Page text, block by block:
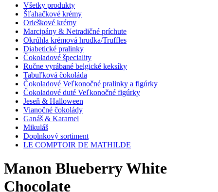
Všetky produkty
Šľahačkové krémy
Orieškové krémy
Marcipány & Netradičné príchute
Okrúhla krémová hrudka/Truffles
Diabetické pralinky
Čokoladové špeciality
Ručne vyrábané belgické keksíky
Tabuľková čokoláda
Čokoladové Veľkonočné pralinky a figúrky
Čokoladové duté Veľkonočné figúrky
Jeseň & Halloween
Vianočné čokolády
Ganáš & Karamel
Mikuláš
Doplnkový sortiment
LE COMPTOIR DE MATHILDE
Manon Blueberry White
Chocolate